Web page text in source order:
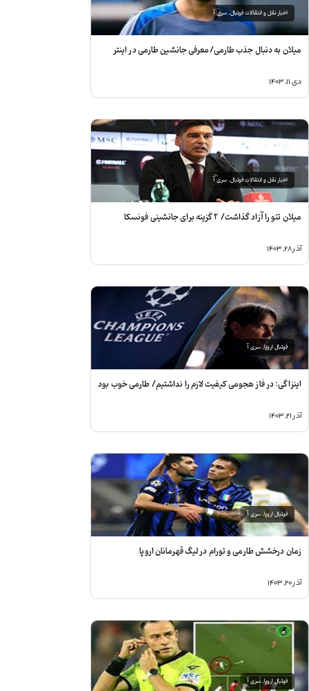
اخبار نقل و انتقالات فوتبال,سری آ
میلان به دنبال جذب طارمی/معرفی جانشین طارمی در اینتر
دی ۱۱, ۱۴۰۳
اخبار نقل و انتقالات فوتبال,سری آ
میلان تئو را آزاد گذاشت/ ۲ گزینه برای جانشینی فونسکا
آذر ۲۸, ۱۴۰۳
فوتبال اروپا,سری آ
اینزاگی: در فاز هجومی کیفیت لازم را نداشتیم/ طارمی خوب بود
آذر ۲۱, ۱۴۰۳
فوتبال اروپا,سری آ
زمان درخشش طارمی و تورام در لیگ قهرمانان اروپا
آذر ۲۰, ۱۴۰۳
فوتبال اروپا,سری آ